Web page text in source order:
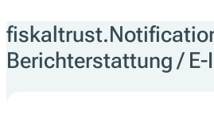
Berichterstattung /